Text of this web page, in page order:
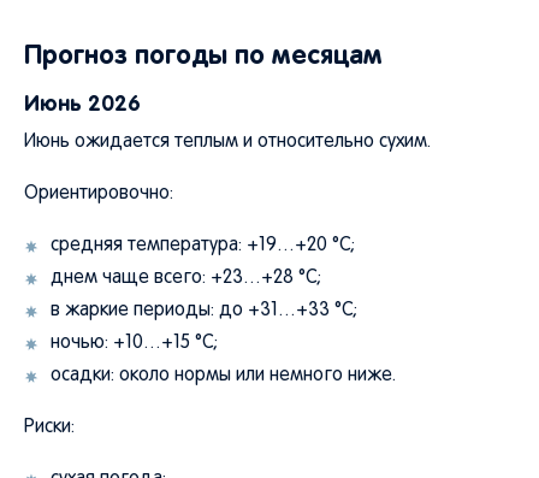
Прогноз погоды по месяцам
Июнь 2026
Июнь ожидается теплым и относительно сухим.
Ориентировочно:
средняя температура: +19…+20 °C;
днем чаще всего: +23…+28 °C;
в жаркие периоды: до +31…+33 °C;
ночью: +10…+15 °C;
осадки: около нормы или немного ниже.
Риски: